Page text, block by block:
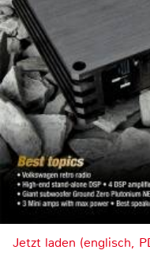
Jetzt laden (englisch,